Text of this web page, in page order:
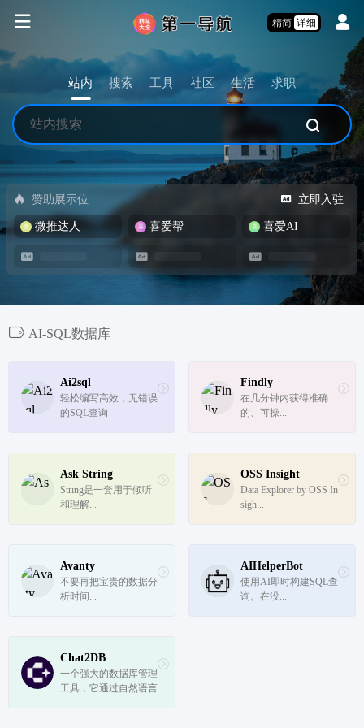
精简 详细
站内 搜索 工具 社区 生活 求职
赞助展示位 立即入驻
微推达人 喜爱帮 喜爱AI
AI-SQL数据库
Ai2sql
轻松编写高效，无错误
的SQL查询
Findly
在几分钟内获得准确
的、可操...
Ask String
String是一套用于倾听
和理解...
OSS Insight
Data Explorer by OSS In
sigh...
Avanty
不要再把宝贵的数据分
析时间...
AIHelperBot
使用AI即时构建SQL查
询。在没...
Chat2DB
一个强大的数据库管理
工具，它通过自然语言